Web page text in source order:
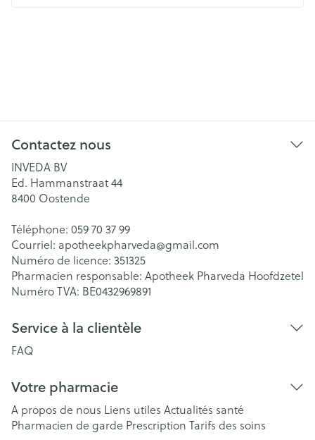
Contactez nous
INVEDA BV
Ed. Hammanstraat 44
8400 Oostende
Téléphone: 059 70 37 99
Courriel: apotheekpharveda@gmail.com
Numéro de licence: 351325
Pharmacien responsable: Apotheek Pharveda Hoofdzetel
Numéro TVA: BE0432969891
Service à la clientèle
FAQ
Votre pharmacie
A propos de nous Liens utiles Actualités santé
Pharmacien de garde Prescription Tarifs des soins